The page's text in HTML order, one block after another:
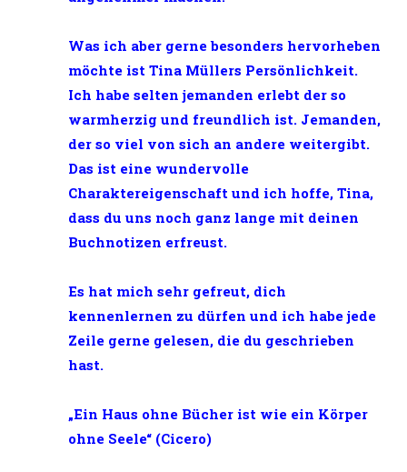
Was ich aber gerne besonders hervorheben
möchte ist Tina Müllers Persönlichkeit.
Ich habe selten jemanden erlebt der so
warmherzig und freundlich ist. Jemanden,
der so viel von sich an andere weitergibt.
Das ist eine wundervolle
Charaktereigenschaft und ich hoffe, Tina,
dass du uns noch ganz lange mit deinen
Buchnotizen erfreust.
Es hat mich sehr gefreut, dich
kennenlernen zu dürfen und ich habe jede
Zeile gerne gelesen, die du geschrieben
hast.
„Ein Haus ohne Bücher ist wie ein Körper
ohne Seele“ (Cicero)